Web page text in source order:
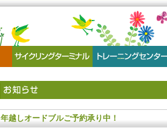
年越しオードブルご予約承り中！